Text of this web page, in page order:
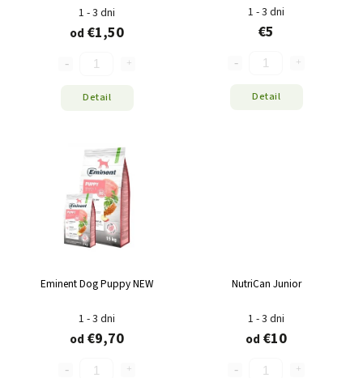
1 - 3 dni
od €1,50
Detail
1 - 3 dni
€5
Detail
Eminent Dog Puppy NEW
1 - 3 dni
od €9,70
NutriCan Junior
1 - 3 dni
od €10